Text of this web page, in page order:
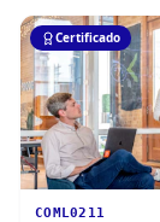
Certificado
COML0211